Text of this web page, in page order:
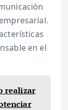
en el
realizar